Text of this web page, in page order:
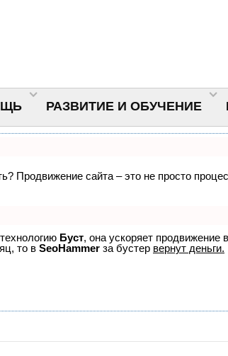
РАЗВИТИЕ И ОБУЧЕНИЕ
Продвижение сайта – это не просто
Буст, она ускоряет продвижение
то в SeoHammer за бустер вернут деньги.